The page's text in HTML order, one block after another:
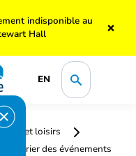
indisponible au
Hall
×
EN
et loisirs
Calendrier des événements